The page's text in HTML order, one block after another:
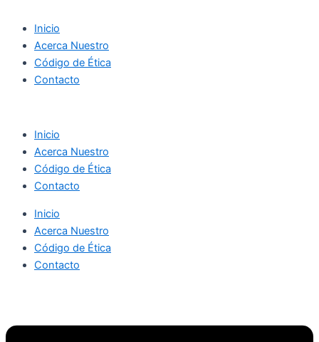
Inicio
Acerca Nuestro
Código de Ética
Contacto
Inicio
Acerca Nuestro
Código de Ética
Contacto
Inicio
Acerca Nuestro
Código de Ética
Contacto